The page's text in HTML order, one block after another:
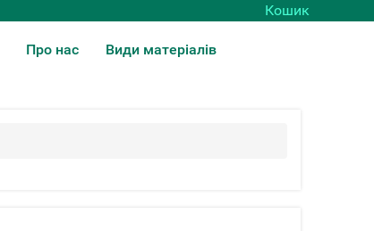
Кошик
Про нас Види матеріалів